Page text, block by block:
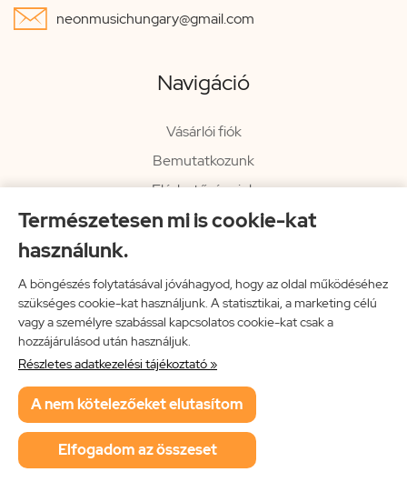
Természetesen mi is cookie-kat
használunk.
A böngészés folytatásával jóváhagyod, hogy az oldal működéséhez
szükséges cookie-kat használjunk. A statisztikai, a marketing célú
vagy a személyre szabással kapcsolatos cookie-kat csak a
hozzájárulásod után használjuk.
Részletes adatkezelési tájékoztató »
A nem kötelezőeket elutasítom
Elfogadom az összeset
 neonmusichungary@gmail.com
Navigáció
Vásárlói fiók
Bemutatkozunk
Elérhetőségeink
Hírlevél
Impresszum
Vissza a főoldalra
Neon Music Hungary Bt.
ÁSZF
Adatkezelési tájékoztató